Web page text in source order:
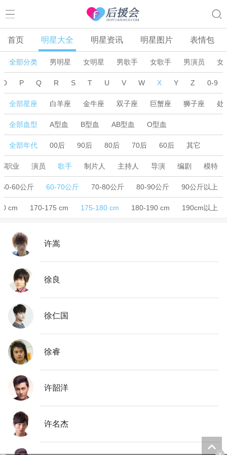
首页 明星大全 明星资讯 明星图片 表情包
明星筛选
全部分类 男明星 女明星 男歌手 女歌手 男演员 女
O P Q R S T U V W X Y Z 0-9
全部星座 白羊座 金牛座 双子座 巨蟹座 狮子座 处
全部血型 A型血 B型血 AB型血 O型血
全部年代 00后 90后 80后 70后 60后 其它
职业 演员 歌手 制片人 主持人 导演 编剧 模特
50-60公斤 60-70公斤 70-80公斤 80-90公斤 90公斤以上
cm 170-175 cm 175-180 cm 180-190 cm 190cm以上
许嵩
徐良
徐仁国
徐睿
许韶洋
许名杰